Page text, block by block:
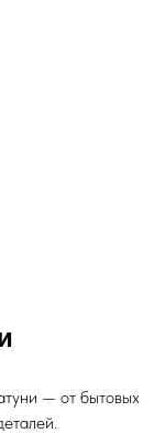
— от бытовых